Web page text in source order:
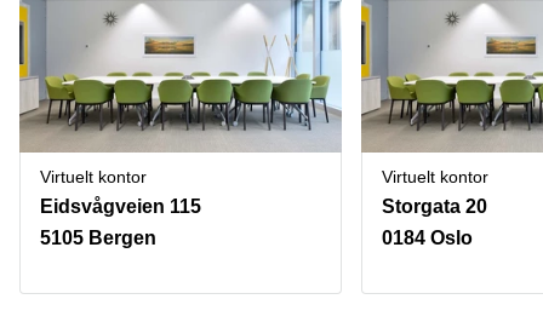
Virtuelt kontor
Eidsvågveien 115
5105 Bergen
Virtuelt kontor
Storgata 20
0184 Oslo